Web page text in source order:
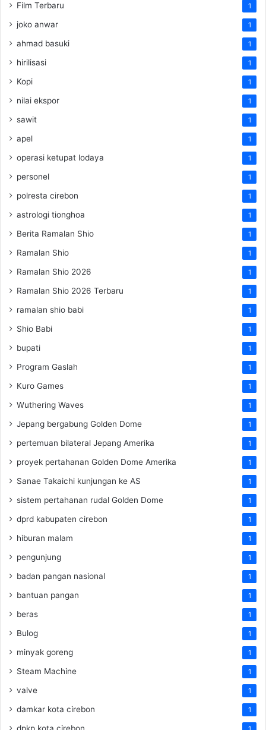
Film Terbaru 1
joko anwar 1
ahmad basuki 1
hirilisasi 1
Kopi 1
nilai ekspor 1
sawit 1
apel 1
operasi ketupat lodaya 1
personel 1
polresta cirebon 1
astrologi tionghoa 1
Berita Ramalan Shio 1
Ramalan Shio 1
Ramalan Shio 2026 1
Ramalan Shio 2026 Terbaru 1
ramalan shio babi 1
Shio Babi 1
bupati 1
Program Gaslah 1
Kuro Games 1
Wuthering Waves 1
Jepang bergabung Golden Dome 1
pertemuan bilateral Jepang Amerika 1
proyek pertahanan Golden Dome Amerika 1
Sanae Takaichi kunjungan ke AS 1
sistem pertahanan rudal Golden Dome 1
dprd kabupaten cirebon 1
hiburan malam 1
pengunjung 1
badan pangan nasional 1
bantuan pangan 1
beras 1
Bulog 1
minyak goreng 1
Steam Machine 1
valve 1
damkar kota cirebon 1